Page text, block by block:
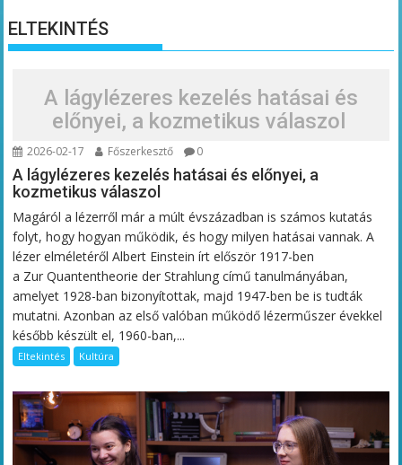
ELTEKINTÉS
A lágylézeres kezelés hatásai és
előnyei, a kozmetikus válaszol
2026-02-17 Főszerkesztő 0
A lágylézeres kezelés hatásai és előnyei, a
kozmetikus válaszol
Magáról a lézerről már a múlt évszázadban is számos kutatás
folyt, hogy hogyan működik, és hogy milyen hatásai vannak. A
lézer elméletéről Albert Einstein írt először 1917-ben
a Zur Quantentheorie der Strahlung című tanulmányában,
amelyet 1928-ban bizonyítottak, majd 1947-ben be is tudták
mutatni. Azonban az első valóban működő lézerműszer évekkel
később készült el, 1960-ban,...
Eltekintés Kultúra